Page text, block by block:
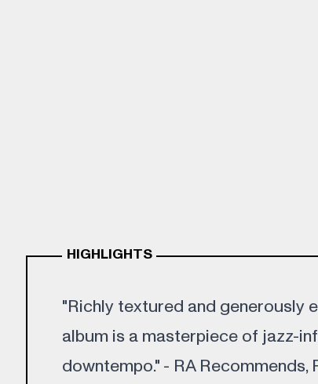
HIGHLIGHTS
"Richly textured and generously
album is a masterpiece of jazz-
downtempo." - RA Recommends,